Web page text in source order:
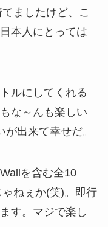
ましたけど、こ
本人にとっては
ルにしてくれる
な～んも楽しい
出来て幸せだ。
を含む全10
ねぇか(笑)。即行
す。マジで楽し